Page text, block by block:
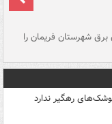
برق شهرستان فریمان را
رهگیر ندارد